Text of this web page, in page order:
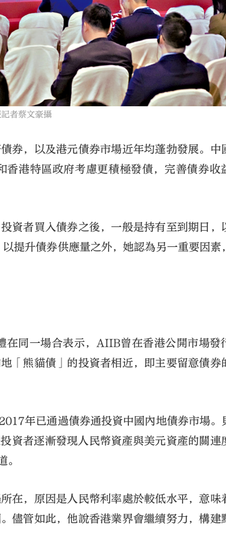
者蔡文豪攝
券，以及港元債券市場近年均蓬勃發展。中
港特區政府考慮更積極發債，完善債券收
資者買入債券之後，一般是持有至到期日，
提升債券供應量之外，她認為另一重要因素
同一場合表示，AIIB曾在香港公開市場發
「熊貓債」的投資者相近，即主要留意債券
年已通過債券通投資中國內地債券市場。
資者逐漸發現人民幣資產與美元資產的關連
在，原因是人民幣利率處於較低水平，意味
儘管如此，他說香港業界會繼續努力，構建